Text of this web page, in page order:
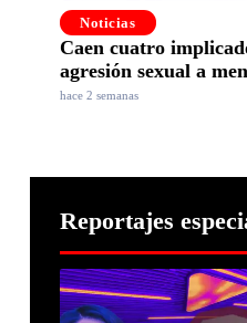
Noticias
Caen cuatro
agresión sexual a
hace 2 semanas
Reportajes